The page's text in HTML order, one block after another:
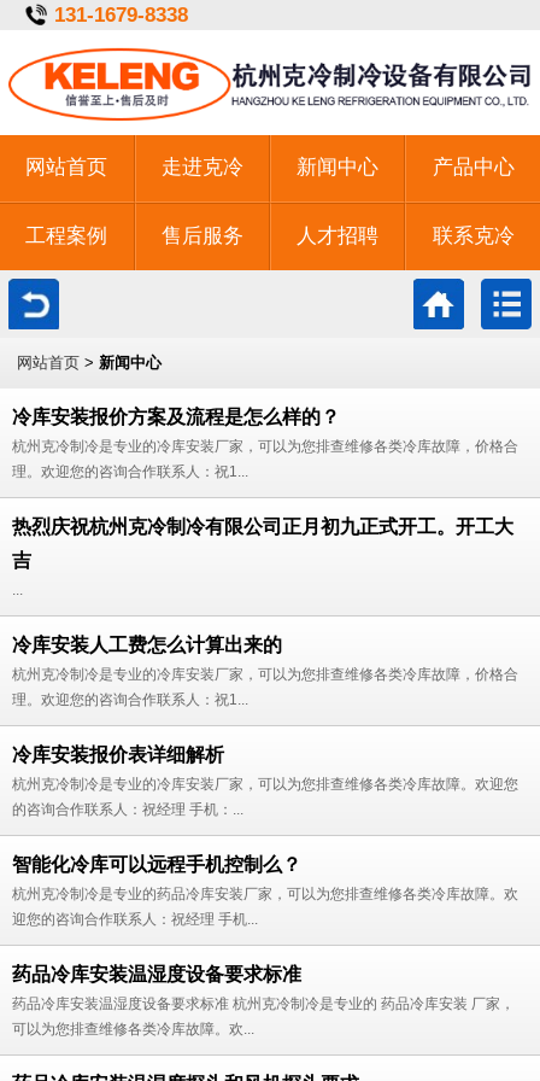
131-1679-8338
网站首页 走进克冷 新闻中心 产品中心
工程案例 售后服务 人才招聘 联系克冷
一键拨号
网站首页 > 新闻中心
冷库安装报价方案及流程是怎么样的？
杭州克冷制冷是专业的冷库安装厂家，可以为您排查维修各类冷库故障，价格合
理。欢迎您的咨询合作联系人：祝1...
热烈庆祝杭州克冷制冷有限公司正月初九正式开工。开工大
吉
...
冷库安装人工费怎么计算出来的
杭州克冷制冷是专业的冷库安装厂家，可以为您排查维修各类冷库故障，价格合
理。欢迎您的咨询合作联系人：祝1...
冷库安装报价表详细解析
杭州克冷制冷是专业的冷库安装厂家，可以为您排查维修各类冷库故障。欢迎您
的咨询合作联系人：祝经理 手机：...
智能化冷库可以远程手机控制么？
杭州克冷制冷是专业的药品冷库安装厂家，可以为您排查维修各类冷库故障。欢
迎您的咨询合作联系人：祝经理 手机...
药品冷库安装温湿度设备要求标准
药品冷库安装温湿度设备要求标准 杭州克冷制冷是专业的 药品冷库安装 厂家，
可以为您排查维修各类冷库故障。欢...